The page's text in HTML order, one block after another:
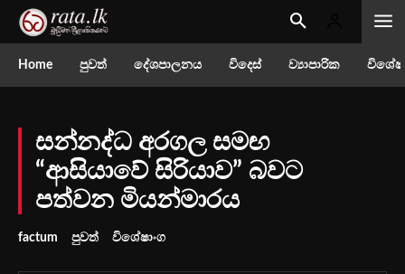
Home පුවත් දේශපාලනය විදෙස් ව්‍යාපාරික
සන්නද්ධ අරගල සමඟ
“ආසියාවේ සිරියාව” බවට
පත්වන මියන්මාරය
factum පුවත් විශේෂාංග